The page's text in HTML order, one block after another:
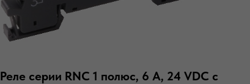
Реле серии RNC 1 полюс, 6 А, 24 VDC с